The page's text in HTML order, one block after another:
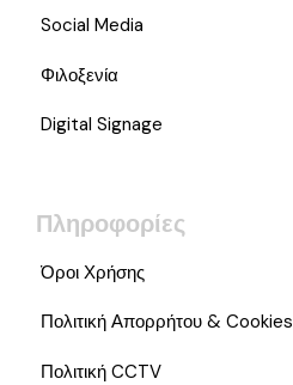
Social Media
Φιλοξενία
Digital Signage
Πληροφορίες
Όροι Χρήσης
Πολιτική Απορρήτου & Cookies
Πολιτική CCTV